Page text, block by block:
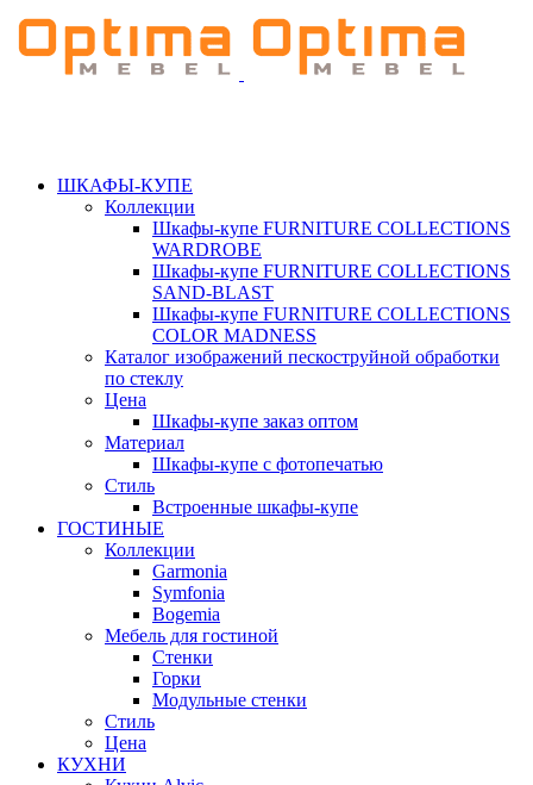
ШКАФЫ-КУПЕ
Коллекции
Шкафы-купе FURNITURE COLLECTIONS
WARDROBE
Шкафы-купе FURNITURE COLLECTIONS
SAND-BLAST
Шкафы-купе FURNITURE COLLECTIONS
COLOR MADNESS
Каталог изображений пескоструйной обработки
по стеклу
Цена
Шкафы-купе заказ оптом
Материал
Шкафы-купе с фотопечатью
Стиль
Встроенные шкафы-купе
ГОСТИНЫЕ
Коллекции
Garmonia
Symfonia
Bogemia
Мебель для гостиной
Стенки
Горки
Модульные стенки
Стиль
Цена
КУХНИ